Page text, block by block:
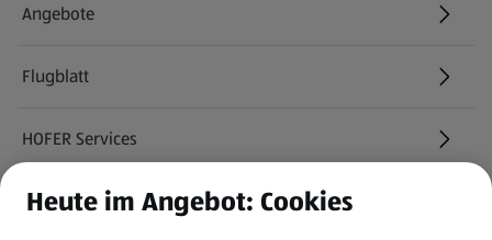
Angebote
Flugblatt
HOFER Services
Newsletter
Heute im Angebot: Cookies